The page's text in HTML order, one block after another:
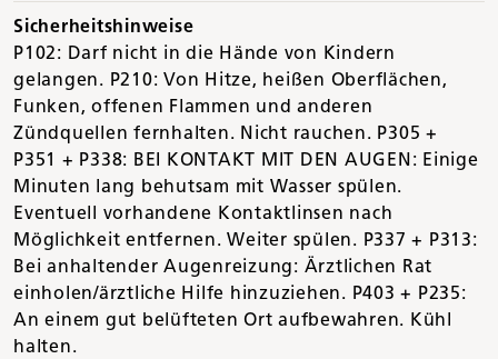
Sicherheitshinweise
P102: Darf nicht in die Hände von Kindern
gelangen. P210: Von Hitze, heißen Oberflächen,
Funken, offenen Flammen und anderen
Zündquellen fernhalten. Nicht rauchen. P305 +
P351 + P338: BEI KONTAKT MIT DEN AUGEN: Einige
Minuten lang behutsam mit Wasser spülen.
Eventuell vorhandene Kontaktlinsen nach
Möglichkeit entfernen. Weiter spülen. P337 + P313:
Bei anhaltender Augenreizung: Ärztlichen Rat
einholen/ärztliche Hilfe hinzuziehen. P403 + P235:
An einem gut belüfteten Ort aufbewahren. Kühl
halten.